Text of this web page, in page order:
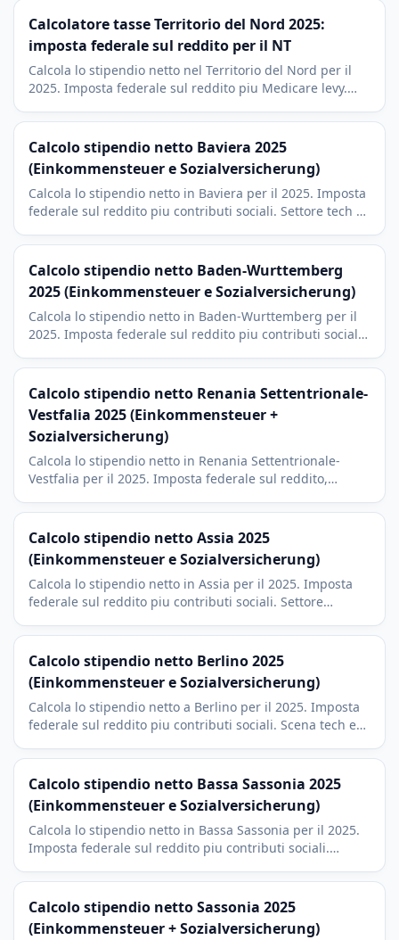
Calcolatore tasse Territorio del Nord 2025:
imposta federale sul reddito per il NT
Calcola lo stipendio netto nel Territorio del Nord per il
2025. Imposta federale sul reddito piu Medicare levy.
Darwin e nel NT.
Calcolo stipendio netto Baviera 2025
(Einkommensteuer e Sozialversicherung)
Calcola lo stipendio netto in Baviera per il 2025. Imposta
federale sul reddito piu contributi sociali. Settore tech e
piu bassa in Germania.
Calcolo stipendio netto Baden-Wurttemberg
2025 (Einkommensteuer e Sozialversicherung)
Calcola lo stipendio netto in Baden-Wurttemberg per il
2025. Imposta federale sul reddito piu contributi sociali.
culto dell'8 percento.
Calcolo stipendio netto Renania Settentrionale-
Vestfalia 2025 (Einkommensteuer +
Sozialversicherung)
Calcola lo stipendio netto in Renania Settentrionale-
Vestfalia per il 2025. Imposta federale sul reddito,
Contesto Colonia e Dusseldorf.
Calcolo stipendio netto Assia 2025
(Einkommensteuer e Sozialversicherung)
Calcola lo stipendio netto in Assia per il 2025. Imposta
federale sul reddito piu contributi sociali. Settore
percento.
Calcolo stipendio netto Berlino 2025
(Einkommensteuer e Sozialversicherung)
Calcola lo stipendio netto a Berlino per il 2025. Imposta
federale sul reddito piu contributi sociali. Scena tech e
Calcolo stipendio netto Bassa Sassonia 2025
(Einkommensteuer e Sozialversicherung)
Calcola lo stipendio netto in Bassa Sassonia per il 2025.
Imposta federale sul reddito piu contributi sociali.
di culto del 9 percento.
Calcolo stipendio netto Sassonia 2025
(Einkommensteuer + Sozialversicherung)